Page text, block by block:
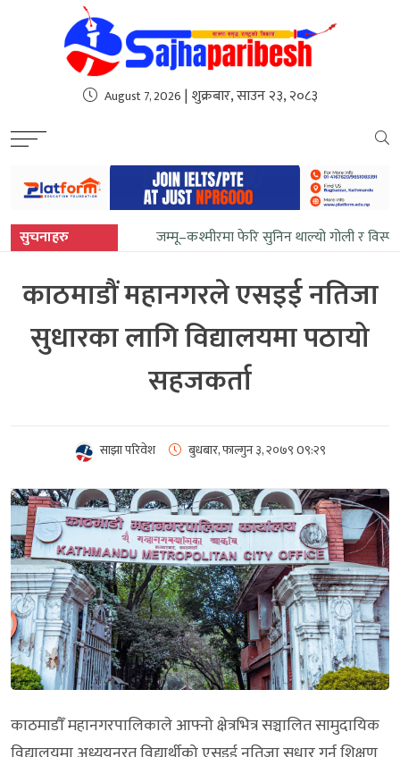
sweet bonanza
August 7, 2026 | शुक्रबार, साउन २३, २०८३
सुचनाहरु जम्मू–कश्मीरमा फेरि सुनिन थाल्यो गोली र
काठमाडौं महानगरले एसइई नतिजा
सुधारका लागि विद्यालयमा पठायो
सहजकर्ता
साझा परिवेश बुधबार, फाल्गुन ३, २०७९0९:२९
काठमाडौँ महानगरपालिकाले आफ्नो क्षेत्रभित्र सञ्चालित सामुदायिक